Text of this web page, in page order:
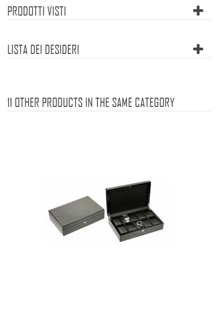
PRODOTTI VISTI
LISTA DEI DESIDERI
11 OTHER PRODUCTS IN THE SAME CATEGORY